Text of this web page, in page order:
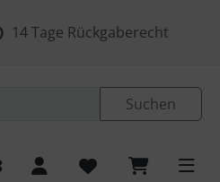
14 Tage Rückgaberecht
Suchen